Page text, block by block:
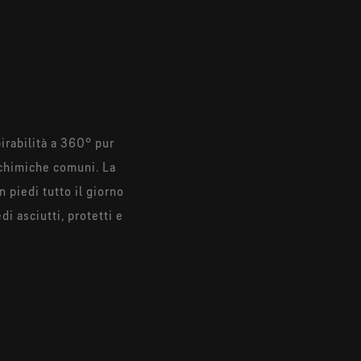
a 360° pur
comuni. La
piedi tutto il giorno
asciutti, protetti e
consente al sudore